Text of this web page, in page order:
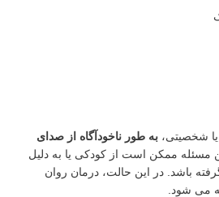
شخصیتی، به طور ناخودآگاه از صدای
مسئله ممکن است از کودکی یا به دلیل
باشد. در این حالت، درمان روان
می شود.